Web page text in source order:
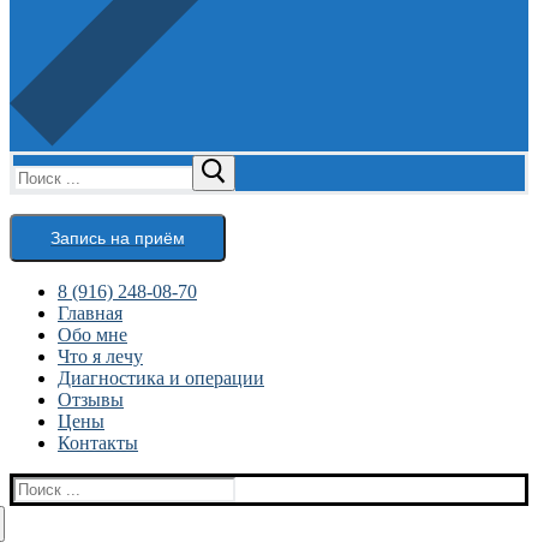
Найти:
Запись на приём
8 (916) 248-08-70
Главная
Обо мне
Что я лечу
Диагностика и операции
Отзывы
Цены
Контакты
Найти: